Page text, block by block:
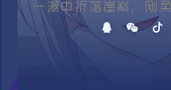
一瀑中折落崖巅，刚